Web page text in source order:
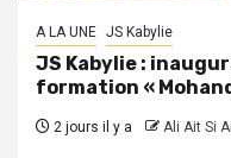
A LA UNE JS Kabylie
JS Kabylie :
formation «
2 jours il y a Ali Ait Si